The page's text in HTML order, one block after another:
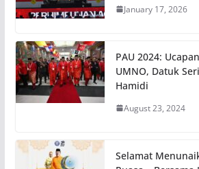
January 17, 2026
PAU 2024:
UMNO, Datuk
Hamidi
August 23, 2024
Selamat